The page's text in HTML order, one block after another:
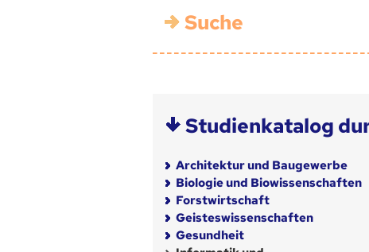
Suche
Studienkatalog
Architektur und Baugewerbe
Biologie und Biowissenschaften
Forstwirtschaft
Geisteswissenschaften
Gesundheit